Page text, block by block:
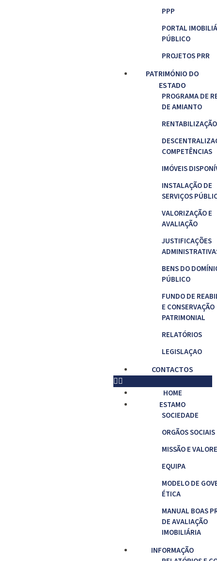
PPP
PORTAL
PÚBLICO
PROJETOS PRR
PATRIMÓNIO DO
ESTADO
PROGRAMA DE
DE AMIANTO
RENTABILIZAÇÃO
COMPETÊNCIAS
IMÓVEIS
INSTALAÇÃO DE
SERVIÇOS
VALORIZAÇÃO E
AVALIAÇÃO
JUSTIFICAÇÕES
BENS DO
PÚBLICO
FUNDO DE
E CONSERVAÇÃO
PATRIMONIAL
RELATÓRIOS
LEGISLAÇAO
CONTACTOS
HOME
ESTAMO
SOCIEDADE
ORGÃOS SOCIAIS
MISSÃO E
EQUIPA
MODELO DE
ÉTICA
MANUAL BOAS
DE AVALIAÇÃO
IMOBILIÁRIA
INFORMAÇÃO